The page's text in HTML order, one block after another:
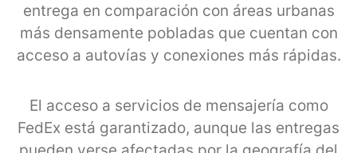
entrega en comparación con áreas urbanas
más densamente pobladas que cuentan con
acceso a autovías y conexiones más rápidas.
El acceso a servicios de mensajería como
FedEx está garantizado, aunque las entregas